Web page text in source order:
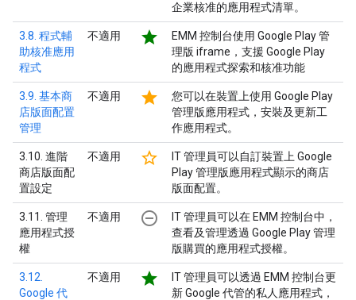
企業核准的應用程式清單。
3.8. 程式輔
助核准應用
程式
不適用 star
EMM 控制台使用 Google Play 管
理版 iframe，支援 Google Play
的應用程式探索和核准功能
3.9. 基本商
店版面配置
管理
不適用 star
您可以在裝置上使用 Google Play
管理版應用程式，安裝及更新工
作應用程式。
3.10. 進階
商店版面配
置設定
不適用 star_border
IT 管理員可以自訂裝置上 Google
Play 管理版應用程式顯示的商店
版面配置。
3.11. 管理
應用程式授
權
不適用 remove_circle_outline
IT 管理員可以在 EMM 控制台中，
查看及管理透過 Google Play 管理
版購買的應用程式授權。
3.12.
Google 代
不適用 star
IT 管理員可以透過 EMM 控制台更
新 Google 代管的私人應用程式，